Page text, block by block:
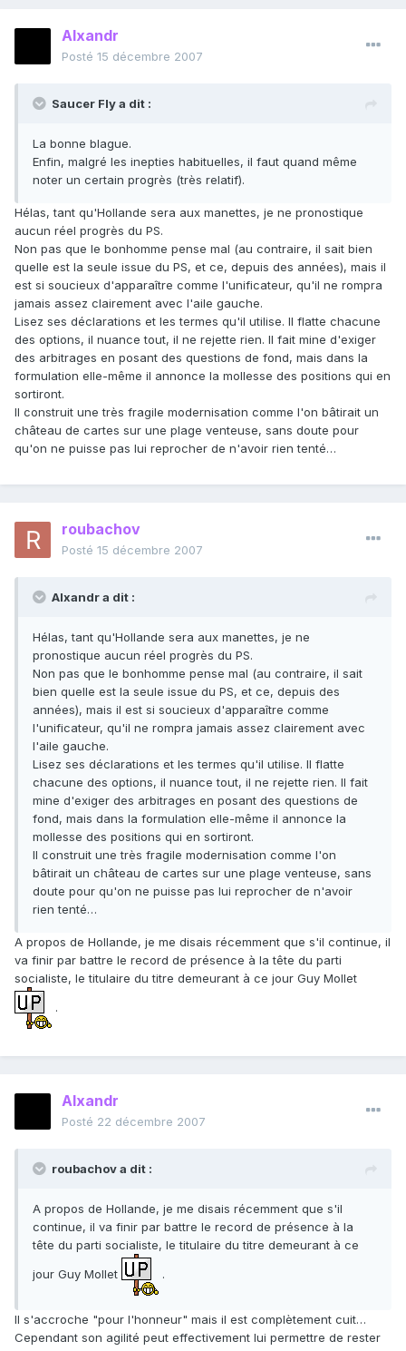
Alxandr
Posté 15 décembre 2007
Saucer Fly a dit :
La bonne blague.
Enfin, malgré les inepties habituelles, il faut quand même
noter un certain progrès (très relatif).
Hélas, tant qu'Hollande sera aux manettes, je ne pronostique
aucun réel progrès du PS.
Non pas que le bonhomme pense mal (au contraire, il sait bien
quelle est la seule issue du PS, et ce, depuis des années), mais il
est si soucieux d'apparaître comme l'unificateur, qu'il ne rompra
jamais assez clairement avec l'aile gauche.
Lisez ses déclarations et les termes qu'il utilise. Il flatte chacune
des options, il nuance tout, il ne rejette rien. Il fait mine d'exiger
des arbitrages en posant des questions de fond, mais dans la
formulation elle-même il annonce la mollesse des positions qui en
sortiront.
Il construit une très fragile modernisation comme l'on bâtirait un
château de cartes sur une plage venteuse, sans doute pour
qu'on ne puisse pas lui reprocher de n'avoir rien tenté…
roubachov
Posté 15 décembre 2007
Alxandr a dit :
Hélas, tant qu'Hollande sera aux manettes, je ne
pronostique aucun réel progrès du PS.
Non pas que le bonhomme pense mal (au contraire, il sait
bien quelle est la seule issue du PS, et ce, depuis des
années), mais il est si soucieux d'apparaître comme
l'unificateur, qu'il ne rompra jamais assez clairement avec
l'aile gauche.
Lisez ses déclarations et les termes qu'il utilise. Il flatte
chacune des options, il nuance tout, il ne rejette rien. Il fait
mine d'exiger des arbitrages en posant des questions de
fond, mais dans la formulation elle-même il annonce la
mollesse des positions qui en sortiront.
Il construit une très fragile modernisation comme l'on
bâtirait un château de cartes sur une plage venteuse, sans
doute pour qu'on ne puisse pas lui reprocher de n'avoir
rien tenté…
A propos de Hollande, je me disais récemment que s'il continue, il
va finir par battre le record de présence à la tête du parti
socialiste, le titulaire du titre demeurant à ce jour Guy Mollet
.
Alxandr
Posté 22 décembre 2007
roubachov a dit :
A propos de Hollande, je me disais récemment que s'il
continue, il va finir par battre le record de présence à la
tête du parti socialiste, le titulaire du titre demeurant à ce
jour Guy Mollet
.
Il s'accroche "pour l'honneur" mais il est complètement cuit…
Cependant son agilité peut effectivement lui permettre de rester